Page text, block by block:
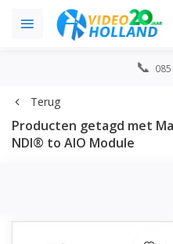
Terug
Producten getagd met
NDI® to AIO Module